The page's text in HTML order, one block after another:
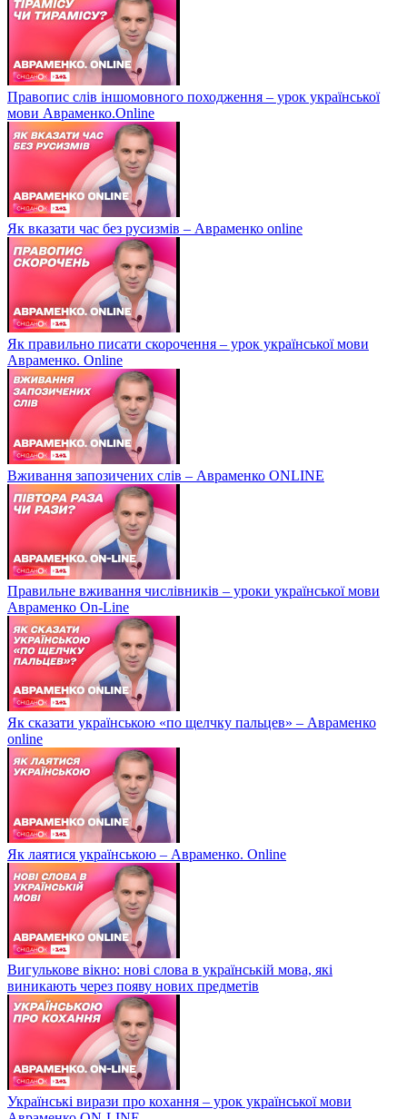
Правопис слів іншомовного походження – урок української
мови Авраменко.Online
Як вказати час без русизмів – Авраменко online
Як правильно писати скорочення – урок української мови
Авраменко. Online
Вживання запозичених слів – Авраменко ONLINE
Правильне вживання числівників – уроки української мови
Авраменко On-Line
Як сказати українською «по щелчку пальцев» – Авраменко
online
Як лаятися українською – Авраменко. Online
Вигулькове вікно: нові слова в українській мова, які
виникають через появу нових предметів
Українські вирази про кохання – урок української мови